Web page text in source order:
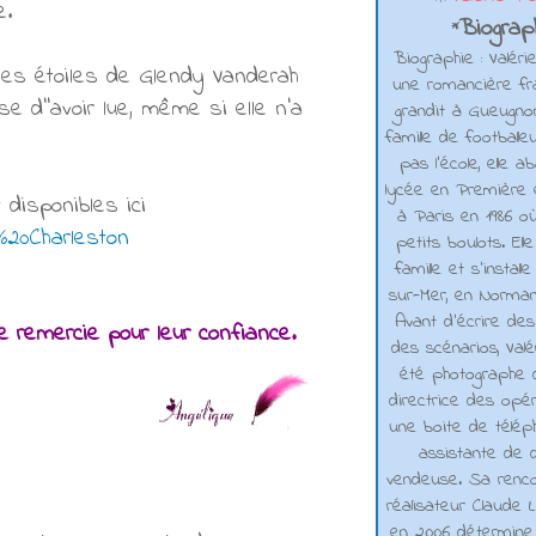
étoiles de Glendy Vanderah
d''avoir lue, même si elle n'a
ici
remercie pour leur confiance.
*
Biographie :
une romancière
grandit à
famille de
pas l'école, elle
lycée en
à Paris en 1986
petits boulots.
famille et
sur-Mer, en
Avant d’écrire
des scénarios,
été photographe
directrice des
une boite de
assistante de
vendeuse. Sa
réalisateur Claude